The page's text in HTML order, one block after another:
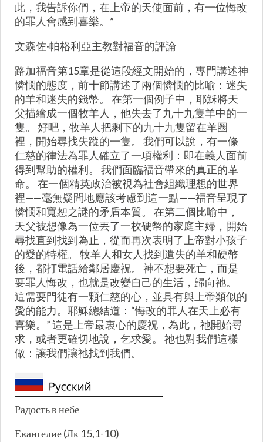
此，我告訴你們，在上帝的天使面前，有一位悔改
的罪人會感到喜樂。”
文森佐·帕格利亞主教對福音的評論
路加福音第15章是從這段經文開始的，專門講述神
憐憫的態度，前十節講述了兩個憐憫的比喻：迷失
的羊和迷失的錢幣。 在第一個例子中，耶穌將天
父描繪成一個牧羊人，他失去了九十九隻羊中的一
隻。 好吧，牧羊人把剩下的九十九隻留在羊圈
裡，開始尋找失蹤的一隻。 我們可以說，有一條
仁慈的律法為罪人確立了一項權利：即在義人面前
得到幫助的權利。 我們面臨福音帶來的真正的革
命。 在一個精英政治被視為社會組織理想的世界
裡——毫無疑問地應該考慮到這一點——福音呈現了
憐憫和寬恕之謎的矛盾本質。 在第二個比喻中，
天父被想像為一位丟了一枚硬幣的家庭主婦，開始
尋找直到找到為止，從而再次表明了上帝對小孩子
的愛的特權。 牧羊人和女人找到遺失的羊和硬幣
後，都打電話給鄰居慶祝。 神不想要死亡，而是
要罪人悔改，也就是改變自己的生活，歸向祂。
這需要門徒有一顆仁慈的心，並具有與上帝類似的
愛的能力。耶穌總結道：“悔改的罪人在天上必有
喜樂。” 這是上帝最衷心的慶祝，為此，祂開始尋
求，或者更確切地說，乞求愛。 祂也對我們這樣
做：讓我們讓祂找到我們。
Радость в небе
Евангелие (Лк 15,1-10)